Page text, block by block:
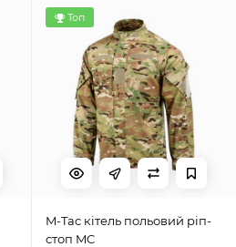
Топ
M-Tac кітель польовий ріп-
стоп MC